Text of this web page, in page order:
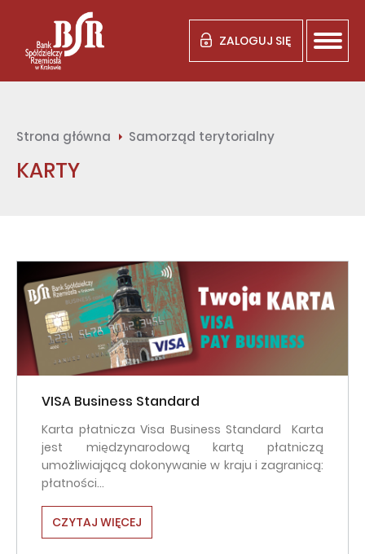
ZALOGUJ SIĘ
Strona główna Samorząd terytorialny
KARTY
VISA Business Standard
Karta płatnicza Visa Business Standard Karta
jest międzynarodową kartą płatniczą
umożliwiającą dokonywanie w kraju i zagranicą:
płatności…
CZYTAJ WIĘCEJ